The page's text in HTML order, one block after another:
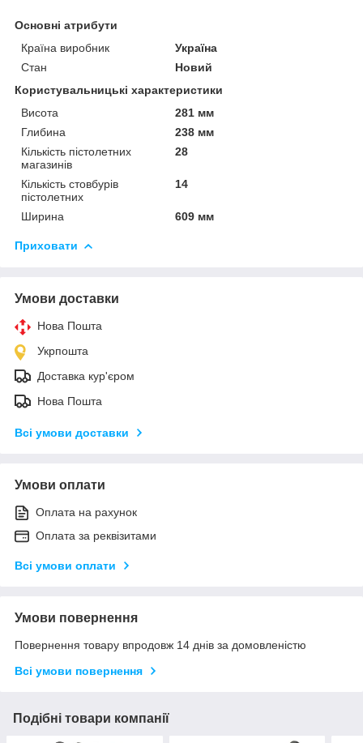
Основні атрибути
Країна виробник
Україна
Стан
Новий
Користувальницькі характеристики
Висота
281 мм
Глибина
238 мм
Кількість пістолетних
магазинів
28
Кількість стовбурів
пістолетних
14
Ширина 609 мм
Приховати
Умови доставки
Нова Пошта
Укрпошта
Доставка кур'єром
Нова Пошта
Всі умови доставки
Умови оплати
Оплата на рахунок
Оплата за реквізитами
Всі умови оплати
Умови повернення
Повернення товару впродовж 14 днів за домовленістю
Всі умови повернення
Подібні товари компанії